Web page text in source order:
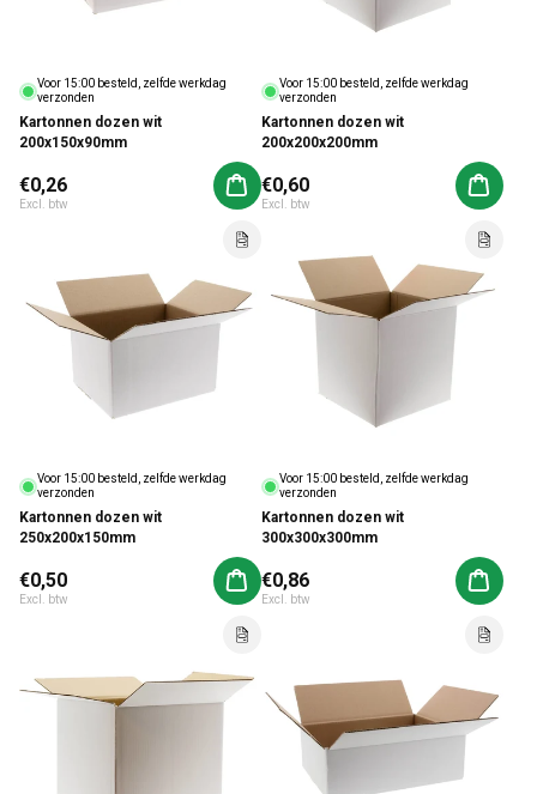
Voor 15:00 besteld, zelfde werkdag
verzonden
Kartonnen dozen wit
200x150x90mm
Normale prijs
€0,26
Excl. btw
Aan winkelwagen toevoegen
Voor 15:00 besteld, zelfde werkdag
verzonden
Kartonnen dozen wit
200x200x200mm
Normale prijs
€0,60
Excl. btw
Aan
Voor 15:00 besteld, zelfde werkdag
verzonden
Kartonnen dozen wit
250x200x150mm
Normale prijs
€0,50
Excl. btw
Aan winkelwagen toevoegen
Voor 15:00 besteld, zelfde werkdag
verzonden
Kartonnen dozen wit
300x300x300mm
Normale prijs
€0,86
Excl. btw
Aan